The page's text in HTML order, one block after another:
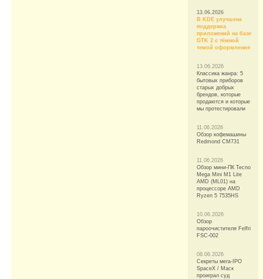
13.06.2026
В KDE улучшена
поддержка
приложений на базе
GTK 2 с тёмной
темой оформления
13.06.2026
Классика жанра: 5
бытовых приборов
старых добрых
брендов, которые
продаются и которые
мы протестировали
11.06.2026
Обзор кофемашины
Redmond CM731
11.06.2026
Обзор мини-ПК Tecno
Mega Mini M1 Lite
AMD (ML01) на
процессоре AMD
Ryzen 5 7535HS
10.06.2026
Обзор
пароочистителя Felfri
FSC-002
08.06.2026
Секреты мега-IPO
SpaceX / Маск
проиграл суд